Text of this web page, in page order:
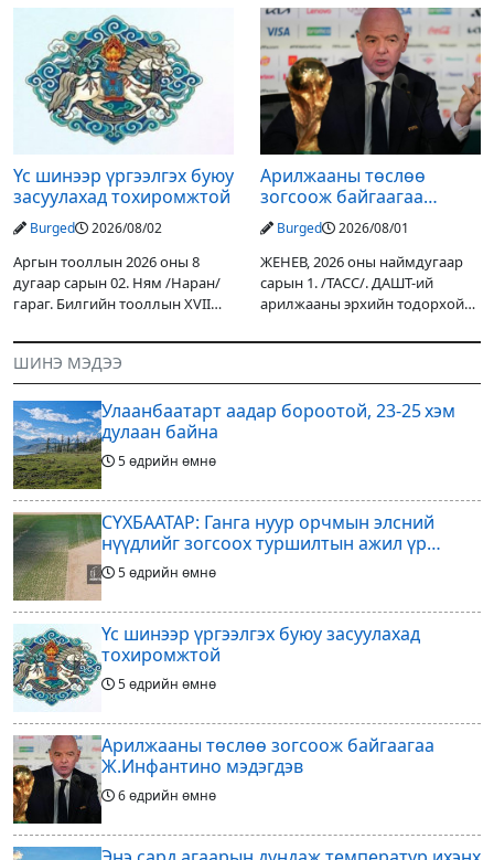
уулархаг нутгаар бороо, дуу
цахилгаантай аадар бороо
орох тул голуудын усны
түвшин нэмэгдэх, нөөлөг
Дарьгангын Ганга нуурыг
сэргээн, хамгаалах төслийг
улсын төсвийн хөрөнгө
оруулалтаар хийж буй.
Төслийн
Үс шинээр үргээлгэх буюу
засуулахад тохиромжтой
Burged 2026/08/02
Аргын тооллын 2026 оны 8
дугаар сарын 02. Ням /Наран/
гараг. Билгийн тооллын XVII
гал Морин жилийн Зуны адаг
хөхөгчин хонь сарын шинийн
19, Адъяа /Асралт/
Арилжааны төслөө
зогсоож байгаагаа
Ж.Инфантино мэдэгдэв
Burged 2026/08/01
ЖЕНЕВ, 2026 оны наймдугаар
сарын 1. /ТАСС/. ДАШТ-ий
арилжааны эрхийн тодорхой
оруулагчдад худалдах
шийдвэрлэснээ ФИФА-гийн
ерөнхийлөгч Жанни
ШИНЭ МЭДЭЭ
Улаанбаатарт аадар бороотой, 23-25 хэм
дулаан байна
5 өдрийн өмнө
СҮХБААТАР: Ганга нуур орчмын элсний
нүүдлийг зогсоох туршилтын ажил үр
дүнгээ өгч эхэлжээ
5 өдрийн өмнө
Үс шинээр үргээлгэх буюу засуулахад
тохиромжтой
5 өдрийн өмнө
Арилжааны төслөө зогсоож байгаагаа
Ж.Инфантино мэдэгдэв
6 өдрийн өмнө